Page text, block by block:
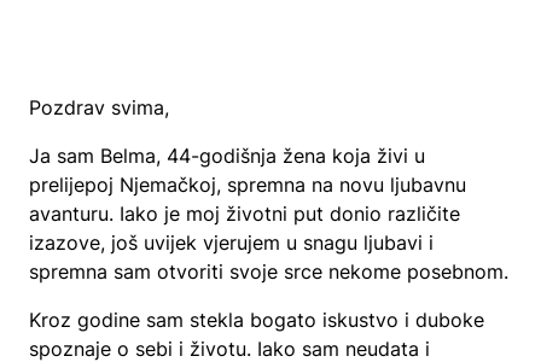
Pozdrav svima,
Ja sam Belma, 44-godišnja žena koja živi u
prelijepoj Njemačkoj, spremna na novu ljubavnu
avanturu. Iako je moj životni put donio različite
izazove, još uvijek vjerujem u snagu ljubavi i
spremna sam otvoriti svoje srce nekome posebnom.
Kroz godine sam stekla bogato iskustvo i duboke
spoznaje o sebi i životu. Iako sam neudata i